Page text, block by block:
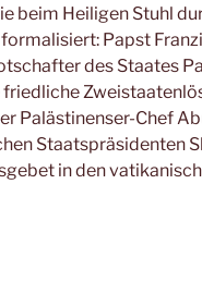
beim Heiligen Stuhl
Papst
des Staates
friedliche
Palästinenser-Chef
Staatspräsidenten
in den